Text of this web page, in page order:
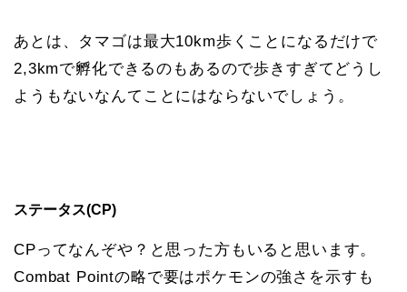
あとは、タマゴは最大10km歩くことになるだけで
2,3kmで孵化できるのもあるので歩きすぎてどうし
ようもないなんてことにはならないでしょう。
ステータス(CP)
CPってなんぞや？と思った方もいると思います。
Combat Pointの略で要はポケモンの強さを示すも